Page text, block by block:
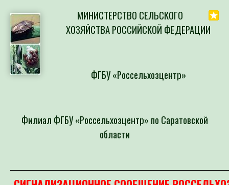
МИНИСТЕРСТВО СЕЛЬСКОГО
ХОЗЯЙСТВА РОССИЙСКОЙ ФЕДЕРАЦИИ
ФГБУ «Россельхозцентр»
Филиал ФГБУ «Россельхозцентр» по Саратовской
области
СИГНАЛИЗАЦИОННОЕ СООБЩЕНИЕ